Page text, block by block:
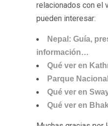
relacionados con el
pueden interesar:
Nepal: Guía,
información…
Qué ver en
Parque
Qué ver en
Qué ver en